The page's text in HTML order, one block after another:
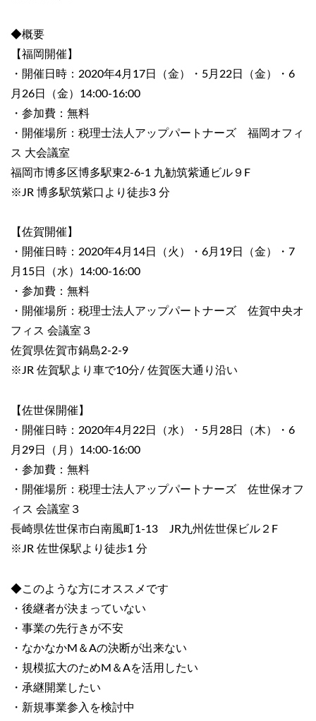
◆概要
【福岡開催】
・開催日時：2020年4月17日（金）・5月22日（金）・6
月26日（金）14:00-16:00
・参加費：無料
・開催場所：税理士法人アップパートナーズ 福岡オフィ
ス 大会議室
福岡市博多区博多駅東2-6-1 九勧筑紫通ビル９F
※JR 博多駅筑紫口より徒歩3 分
【佐賀開催】
・開催日時：2020年4月14日（火）・6月19日（金）・7
月15日（水）14:00-16:00
・参加費：無料
・開催場所：税理士法人アップパートナーズ 佐賀中央オ
フィス 会議室３
佐賀県佐賀市鍋島2-2-9
※JR 佐賀駅より車で10分/ 佐賀医大通り沿い
【佐世保開催】
・開催日時：2020年4月22日（水）・5月28日（木）・6
月29日（月）14:00-16:00
・参加費：無料
・開催場所：税理士法人アップパートナーズ 佐世保オフ
ィス 会議室３
長崎県佐世保市白南風町1-13 JR九州佐世保ビル２F
※JR 佐世保駅より徒歩1 分
◆このような方にオススメです
・後継者が決まっていない
・事業の先行きが不安
・なかなかM＆Aの決断が出来ない
・規模拡大のためM＆Aを活用したい
・承継開業したい
・新規事業参入を検討中